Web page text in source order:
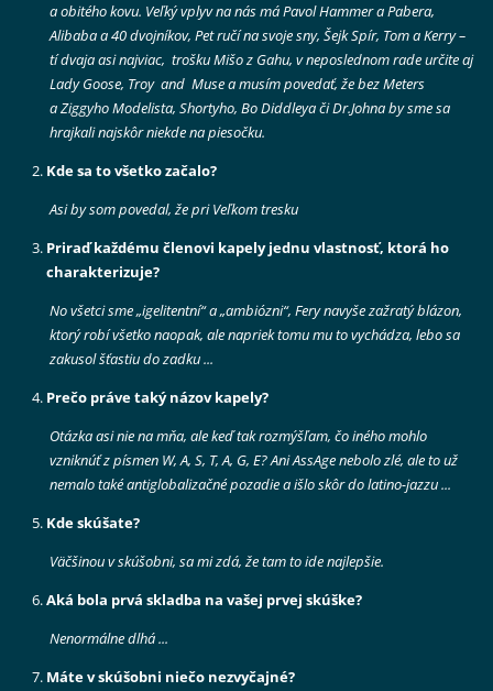
a obitého kovu. Veľký vplyv na nás má Pavol Hammer a Pabera,
Alibaba a 40 dvojníkov, Pet ručí na svoje sny, Šejk Spír, Tom a Kerry –
tí dvaja asi najviac, trošku Mišo z Gahu, v neposlednom rade určite aj
Lady Goose, Troy and Muse a musím povedať, že bez Meters
a Ziggyho Modelista, Shortyho, Bo Diddleya či Dr.Johna by sme sa
hrajkali najskôr niekde na piesočku.
Kde sa to všetko začalo?
Asi by som povedal, že pri Veľkom tresku
Priraď každému členovi kapely jednu vlastnosť, ktorá ho
charakterizuje?
No všetci sme „igelitentní“ a „ambiózni“, Fery navyše zažratý blázon,
ktorý robí všetko naopak, ale napriek tomu mu to vychádza, lebo sa
zakusol šťastiu do zadku ...
Prečo práve taký názov kapely?
Otázka asi nie na mňa, ale keď tak rozmýšľam, čo iného mohlo
vzniknúť z písmen W, A, S, T, A, G, E? Ani AssAge nebolo zlé, ale to už
nemalo také antiglobalizačné pozadie a išlo skôr do latino-jazzu ...
Kde skúšate?
Väčšinou v skúšobni, sa mi zdá, že tam to ide najlepšie.
Aká bola prvá skladba na vašej prvej skúške?
Nenormálne dlhá ...
Máte v skúšobni niečo nezvyčajné?